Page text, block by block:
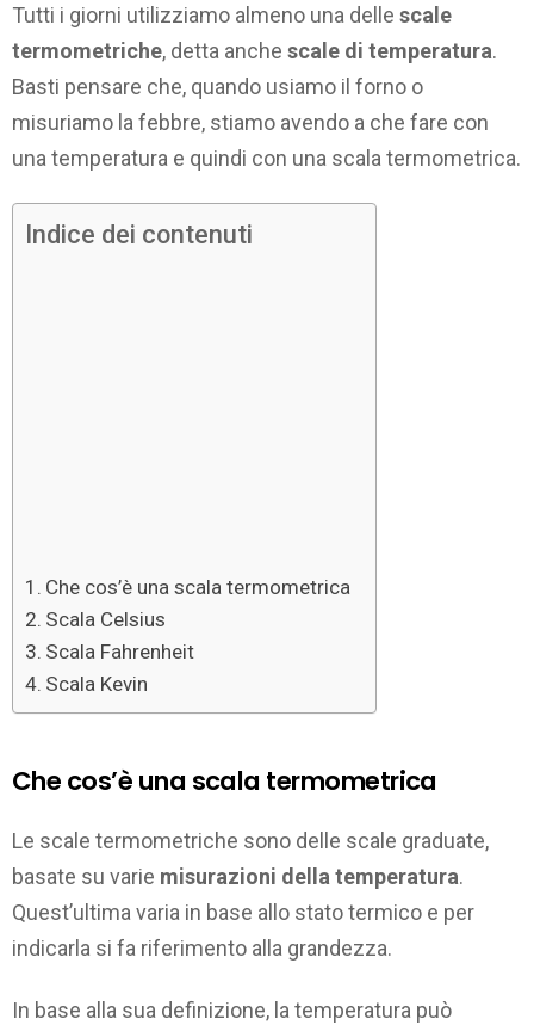
Tutti i giorni utilizziamo almeno una delle scale
termometriche, detta anche scale di temperatura.
Basti pensare che, quando usiamo il forno o
misuriamo la febbre, stiamo avendo a che fare con
una temperatura e quindi con una scala termometrica.
Indice dei contenuti
Che cos’è una scala termometrica
Scala Celsius
Scala Fahrenheit
Scala Kevin
Che cos’è una scala termometrica
Le scale termometriche sono delle scale graduate,
basate su varie misurazioni della temperatura.
Quest’ultima varia in base allo stato termico e per
indicarla si fa riferimento alla grandezza.
In base alla sua definizione, la temperatura può